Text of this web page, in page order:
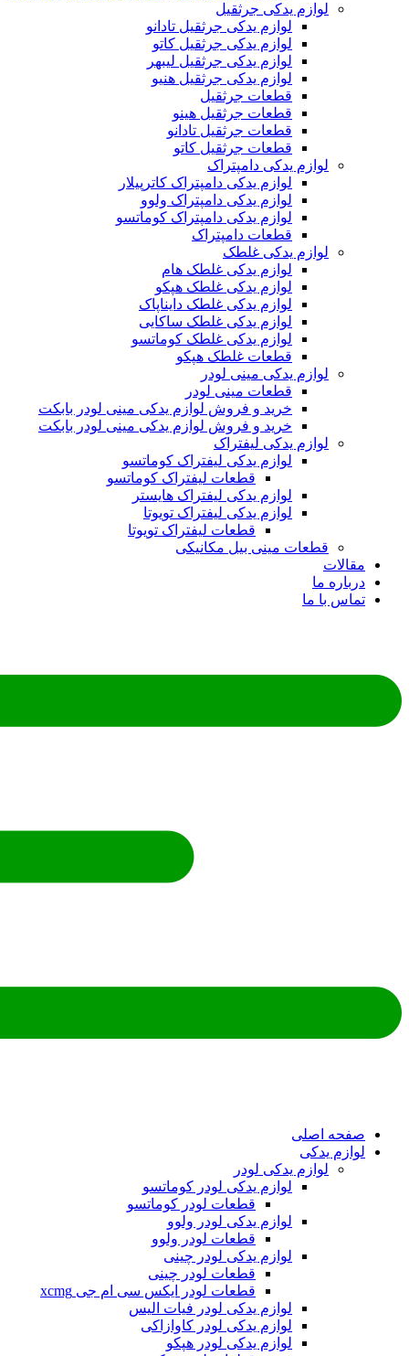
لوازم یدکی جرثقیل
لوازم یدکی جرثقیل تادانو
لوازم یدکی جرثقیل کاتو
لوازم یدکی جرثقیل لیبهر
لوازم یدکی جرثقیل هنیو
قطعات جرثقیل
قطعات جرثقیل هینو
قطعات جرثقیل تادانو
قطعات جرثقیل کاتو
لوازم یدکی دامپتراک
لوازم یدکی دامپتراک کاترپیلار
لوازم یدکی دامپتراک ولوو
لوازم یدکی دامپتراک کوماتسو
قطعات دامپتراک
لوازم یدکی غلطک
لوازم یدکی غلطک هام
لوازم یدکی غلطک هپکو
لوازم یدکی غلطک دایناپاک
لوازم یدکی غلطک ساکایی
لوازم یدکی غلطک کوماتسو
قطعات غلطک هپکو
لوازم یدکی مینی لودر
قطعات مینی لودر
خرید و فروش لوازم یدکی مینی لودر بابکت
خرید و فروش لوازم یدکی مینی لودر بابکت
لوازم یدکی لیفتراک
لوازم یدکی لیفتراک کوماتسو
قطعات لیفتراک کوماتسو
لوازم یدکی لیفتراک هایستر
لوازم یدکی لیفتراک تویوتا
قطعات لیفتراک تویوتا
قطعات مینی بیل مکانیکی
ما
با ما
اصلی
یدکی
لوازم یدکی لودر
لوازم یدکی لودر کوماتسو
قطعات لودر کوماتسو
لوازم یدکی لودر ولوو
قطعات لودر ولوو
لوازم یدکی لودر چینی
قطعات لودر چینی
قطعات لودر ایکس سی ام جی xcmg
لوازم یدکی لودر فیات الیس
لوازم یدکی لودر کاوازاکی
لوازم یدکی لودر هپکو